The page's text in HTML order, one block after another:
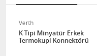
Verth
K Tipi Minyatür Erkek
Termokupl Konnektörü